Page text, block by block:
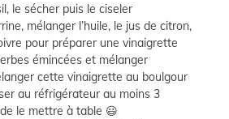
le sécher puis le ciseler
mélanger l’huile, le jus de citron,
pour préparer une vinaigrette
émincées et mélanger
cette vinaigrette au boulgour
au réfrigérateur au moins 3
le mettre à table 😃